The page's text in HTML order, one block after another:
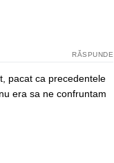
RĂSPUNDE
pacat ca precedentele
era sa ne confruntam